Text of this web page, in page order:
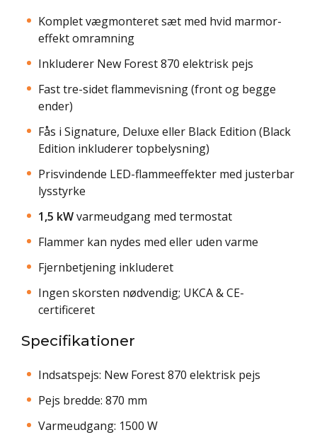
Komplet vægmonteret sæt med hvid marmor-
effekt omramning
Inkluderer New Forest 870 elektrisk pejs
Fast tre-sidet flammevisning (front og begge
ender)
Fås i Signature, Deluxe eller Black Edition (Black
Edition inkluderer topbelysning)
Prisvindende LED-flammeeffekter med justerbar
lysstyrke
1,5 kWvarmeudgang med termostat
Flammer kan nydes med eller uden varme
Fjernbetjening inkluderet
Ingen skorsten nødvendig; UKCA & CE-
certificeret
Specifikationer
Indsatspejs: New Forest 870 elektrisk pejs
Pejs bredde: 870 mm
Varmeudgang: 1500 W